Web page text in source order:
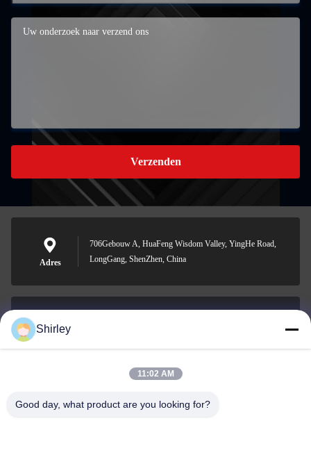
Verzenden
Adres
706Gebouw A, HuaFeng Wisdom Valley, YingHe Road,
LongGang, ShenZhen, China
0086-18148506772
Shirley
11:02 AM
Good day, what product are you looking for?